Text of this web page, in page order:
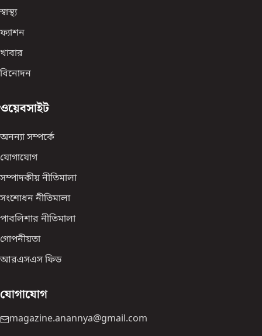
স্বাস্থ্য
ফ্যাশন
খাবার
বিনোদন
ওয়েবসাইট
অনন্যা সম্পর্কে
যোগাযোগ
সম্পাদকীয় নীতিমালা
সংশোধন নীতিমালা
পাবলিশার নীতিমালা
গোপনীয়তা
আরএসএস ফিড
যোগাযোগ
magazine.anannya@gmail.com